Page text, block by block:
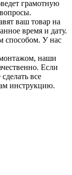
грамотную
ваш товар на
время и дату.
способом. У нас
монтажом, наши
Если
все
инструкцию.